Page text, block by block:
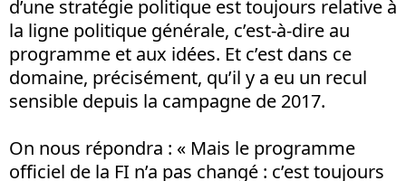
d’une stratégie politique est toujours relative à
la ligne politique générale, c’est-à-dire au
programme et aux idées. Et c’est dans ce
domaine, précisément, qu’il y a eu un recul
sensible depuis la campagne de 2017.
On nous répondra : « Mais le programme
officiel de la FI n’a pas changé : c’est toujours